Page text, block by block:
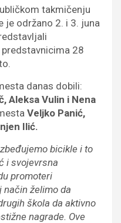
takmičenju
je održano 2. i 3. juna
28
danas dobili:
Aleksa Vulin i Nena
Veljko Panić,
Ilić.
bicikle i to
i svojevrsna
promoteri
način želimo da
škola da aktivno
nagrade. Ove